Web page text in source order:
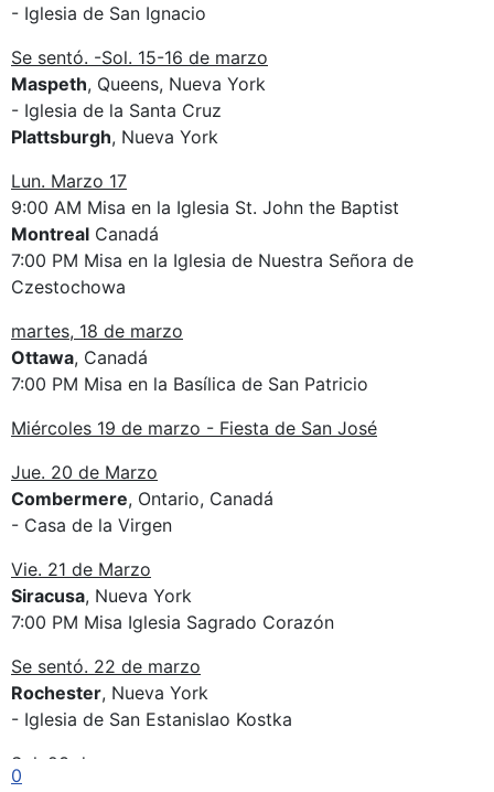
- Iglesia de San Ignacio
Se sentó. -Sol. 15-16 de marzo
Maspeth, Queens, Nueva York
- Iglesia de la Santa Cruz
Plattsburgh, Nueva York
Lun. Marzo 17
9:00 AM Misa en la Iglesia St. John the Baptist
Montreal Canadá
7:00 PM Misa en la Iglesia de Nuestra Señora de
Czestochowa
martes, 18 de marzo
Ottawa, Canadá
7:00 PM Misa en la Basílica de San Patricio
Miércoles 19 de marzo - Fiesta de San José
Jue. 20 de Marzo
Combermere, Ontario, Canadá
- Casa de la Virgen
Vie. 21 de Marzo
Siracusa, Nueva York
7:00 PM Misa Iglesia Sagrado Corazón
Se sentó. 22 de marzo
Rochester, Nueva York
- Iglesia de San Estanislao Kostka
Sol. 23 de marzo
0